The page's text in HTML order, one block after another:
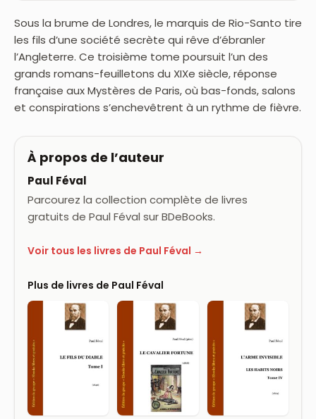
Sous la brume de Londres, le marquis de Rio-Santo tire
les fils d’une société secrète qui rêve d’ébranler
l’Angleterre. Ce troisième tome poursuit l’un des
grands romans-feuilletons du XIXe siècle, réponse
française aux Mystères de Paris, où bas-fonds, salons
et conspirations s’enchevêtrent à un rythme de fièvre.
À propos de l’auteur
Paul Féval
Parcourez la collection complète de livres
gratuits de Paul Féval sur BDeBooks.
Voir tous les livres de Paul Féval →
Plus de livres de Paul Féval